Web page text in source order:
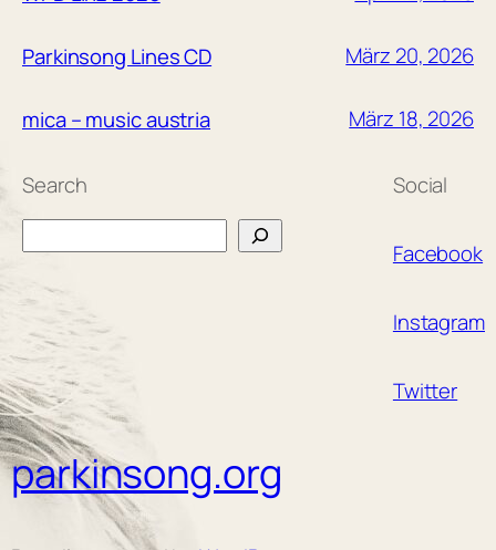
Parkinsong Lines CD März 20, 2026
mica – music austria März 18, 2026
Search
Social
Facebook
Instagram
Twitter
parkinsong.org